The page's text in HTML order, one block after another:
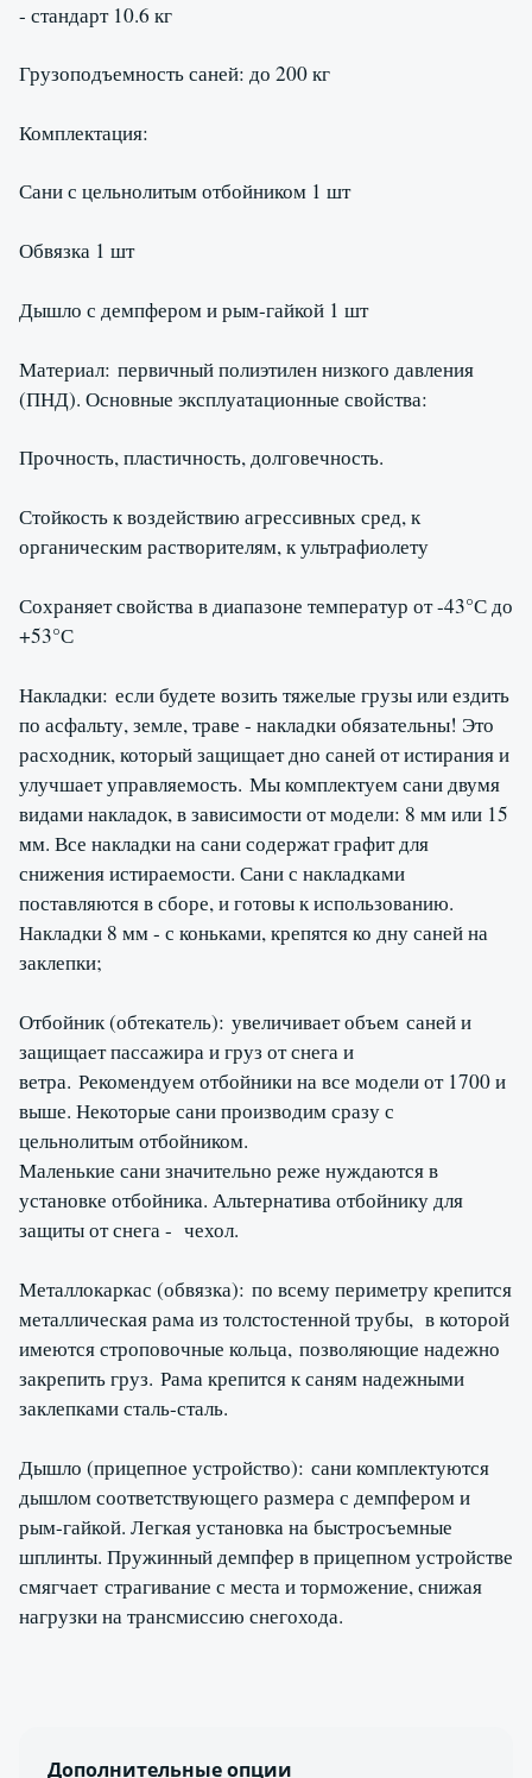
- стандарт 10.6 кг
Грузоподъемность саней: до 200 кг
Комплектация:
Сани с цельнолитым отбойником 1 шт
Обвязка 1 шт
Дышло с демпфером и рым-гайкой 1 шт
Материал: первичный полиэтилен низкого давления
(ПНД). Основные эксплуатационные свойства:
Прочность, пластичность, долговечность.
Стойкость к воздействию агрессивных сред, к
органическим растворителям, к ультрафиолету
Сохраняет свойства в диапазоне температур от -43°С до
+53°С
Накладки: если будете возить тяжелые грузы или ездить
по асфальту, земле, траве - накладки обязательны! Это
расходник, который защищает дно саней от истирания и
улучшает управляемость. Мы комплектуем сани двумя
видами накладок, в зависимости от модели: 8 мм или 15
мм. Все накладки на сани содержат графит для
снижения истираемости. Сани с накладками
поставляются в сборе, и готовы к использованию.
Накладки 8 мм - с коньками, крепятся ко дну саней на
заклепки;
Отбойник (обтекатель): увеличивает объем саней и
защищает пассажира и груз от снега и
ветра. Рекомендуем отбойники на все модели от 1700 и
выше. Некоторые сани производим сразу с
цельнолитым отбойником.
Маленькие сани значительно реже нуждаются в
установке отбойника. Альтернатива отбойнику для
защиты от снега - чехол.
Металлокаркас (обвязка): по всему периметру крепится
металлическая рама из толстостенной трубы, в которой
имеются строповочные кольца, позволяющие надежно
закрепить груз. Рама крепится к саням надежными
заклепками сталь-сталь.
Дышло (прицепное устройство): сани комплектуются
дышлом соответствующего размера с демпфером и
рым-гайкой. Легкая установка на быстросъемные
шплинты. Пружинный демпфер в прицепном устройстве
смягчает страгивание с места и торможение, снижая
нагрузки на трансмиссию снегохода.
Дополнительные опции